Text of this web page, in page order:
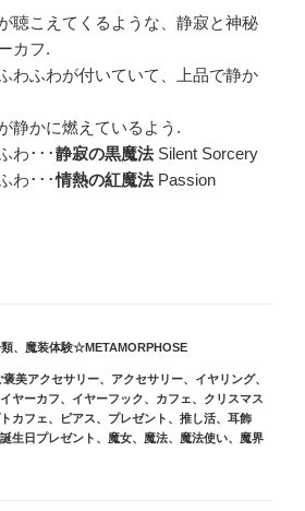
聴こえてくるような、静寂と神秘
カフ.
わふわが付いていて、上品で静か
静かに燃えているよう.
わ･･･静寂の黒魔法Silent Sorcery
わ･･･情熱の紅魔法Passion
、 魔装体験☆METAMORPHOSE
褒美アクセサリー、 アクセサリー、 イヤリング、
イヤーカフ、 イヤーフック、 カフェ、
クリスマス
カフェ、 ピアス、 プレゼント 、 推し活、 耳飾
誕生日プレゼント 、 魔女、 魔法、 魔法使い、
魔界